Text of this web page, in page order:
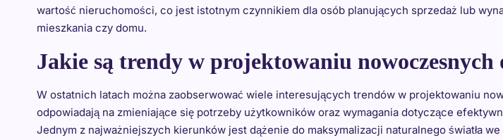
wartość nieruchomości, co jest istotnym czynnikiem dla osób planujących sprzedaż lub
mieszkania czy domu.
Jakie są trendy w projektowaniu nowoczesnych
W ostatnich latach można zaobserwować wiele interesujących trendów w projektowaniu
odpowiadają na zmieniające się potrzeby użytkowników oraz wymagania dotyczące
Jednym z najważniejszych kierunków jest dążenie do maksymalizacji naturalnego światła